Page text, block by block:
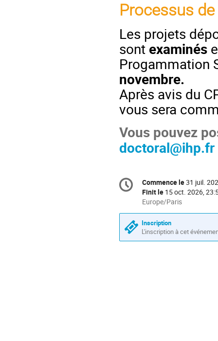
Processus
Les projets
sont examinés
Progammation
novembre.
Après avis du
vous sera
Vous pouvez
doctoral@ihp.fr
Information
de
conférence
Date/Heure
Commence le31 juil.
Finit le 15 oct. 2026,
Toutes
les
horaires
sont
en
Europe/Paris
Inscription
L'inscription à cet